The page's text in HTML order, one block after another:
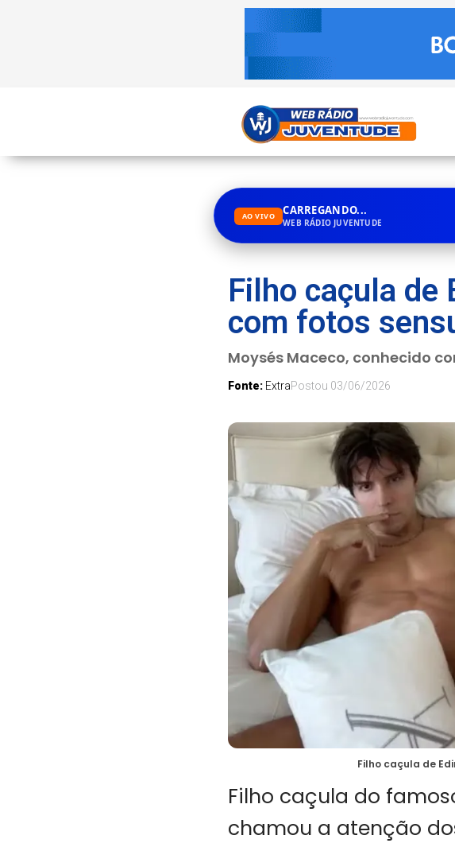
AO VIVO CARREGANDO...
WEB RÁDIO JUVENTUDE
Filho caçula de
com fotos
Moysés Maceco, conhecido
Fonte: ExtraPostou 03/06/2026
Filho caçula de
Filho caçula do
chamou a atenção